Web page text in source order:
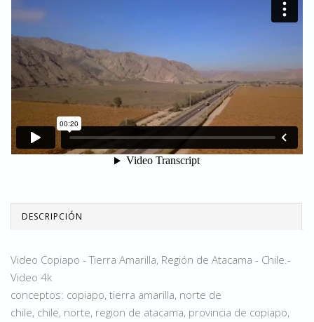
DESCRIPCIÓN
Video Copiapo - Tierra Amarilla, Región de Atacama - Chile.-
Video 4k
conceptos: copiapo, tierra amarilla, norte de
chile, chile, norte, region de atacama, provincia de copiapo,